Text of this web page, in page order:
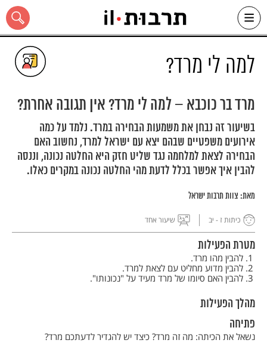
Skip
content
כל האתר
למה לי מרד?
מרד בר כוכבא – למה לי מרד? אין תגובה אחרת?
בשיעור זה נבחן את משמעות הבחירה במרד. נלמד על כמה
אירועים משפטיים שבהם יצא עם ישראל למרד, נחשוב האם
הבחירה לצאת למלחמה נגד שליט חזק היא החלטה נכונה, וננסה
להבין איך אפשר בכלל לדעת מהי החלטה נכונה במקרים כאלו.
מאת: צוות תרבות ישראל
כיתות ז - יב שיעור אחד
מטרת הפעילות
להבין מהו מרד.
להבין מדוע מחליט עם לצאת למרד.
להבין האם סיומו של מרד מעיד על "נכונותו".
מהלך הפעילות
פתיחה
נשאל את הכיתה: מה זה מרד? כיצד יש להגדיר לדעתכם מרד?